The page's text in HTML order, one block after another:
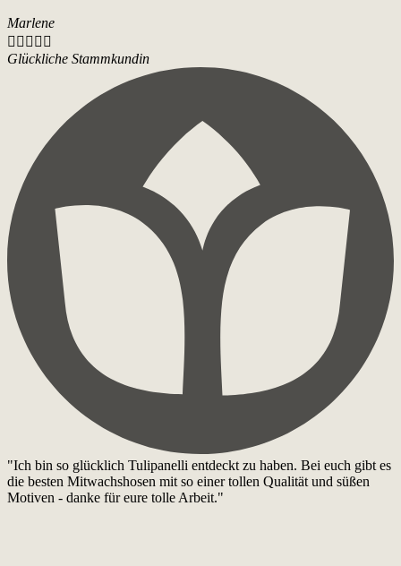
Marlene
    
Glückliche Stammkundin
"Ich bin so glücklich Tulipanelli entdeckt zu haben. Bei euch gibt es
die besten Mitwachshosen mit so einer tollen Qualität und süßen
Motiven - danke für eure tolle Arbeit."